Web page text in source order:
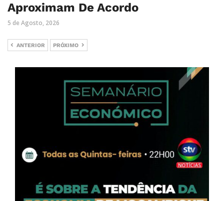
Aproximam De Acordo
5 de Agosto, 2026
ANTERIOR PRÓXIMO